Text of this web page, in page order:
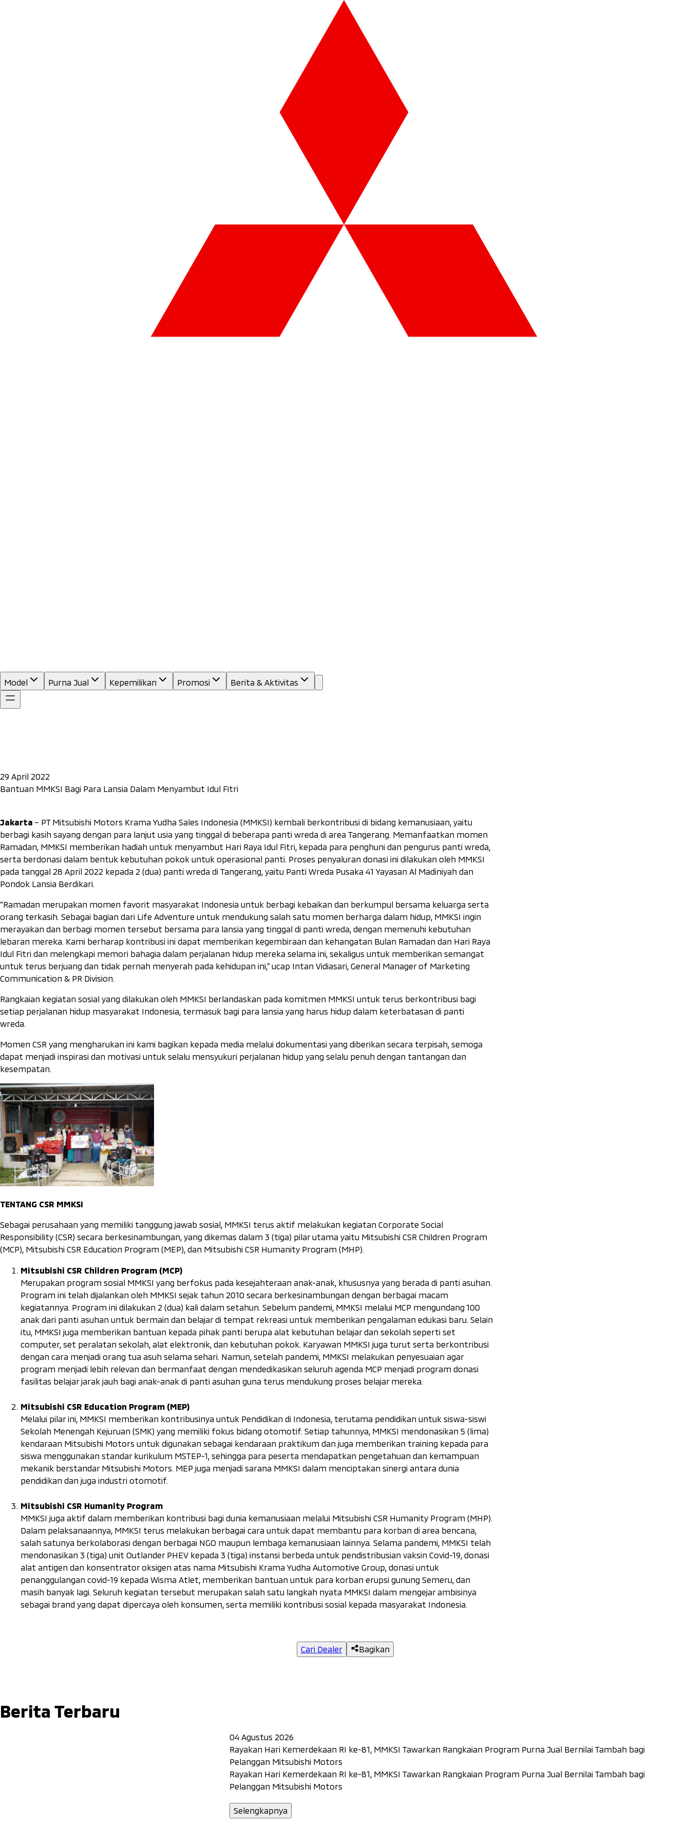
Model Purna Jual Kepemilikan Promosi Berita & Aktivitas
29 April 2022
Bantuan MMKSI Bagi Para Lansia Dalam Menyambut Idul Fitri
Jakarta – PT Mitsubishi Motors Krama Yudha Sales Indonesia (MMKSI) kembali berkontribusi di bidang kemanusiaan, yaitu
berbagi kasih sayang dengan para lanjut usia yang tinggal di beberapa panti wreda di area Tangerang. Memanfaatkan momen
Ramadan, MMKSI memberikan hadiah untuk menyambut Hari Raya Idul Fitri, kepada para penghuni dan pengurus panti wreda,
serta berdonasi dalam bentuk kebutuhan pokok untuk operasional panti. Proses penyaluran donasi ini dilakukan oleh MMKSI
pada tanggal 28 April 2022 kepada 2 (dua) panti wreda di Tangerang, yaitu Panti Wreda Pusaka 41 Yayasan Al Madiniyah dan
Pondok Lansia Berdikari.
“Ramadan merupakan momen favorit masyarakat Indonesia untuk berbagi kebaikan dan berkumpul bersama keluarga serta
orang terkasih. Sebagai bagian dari Life Adventure untuk mendukung salah satu momen berharga dalam hidup, MMKSI ingin
merayakan dan berbagi momen tersebut bersama para lansia yang tinggal di panti wreda, dengan memenuhi kebutuhan
lebaran mereka. Kami berharap kontribusi ini dapat memberikan kegembiraan dan kehangatan Bulan Ramadan dan Hari Raya
Idul Fitri dan melengkapi memori bahagia dalam perjalanan hidup mereka selama ini, sekaligus untuk memberikan semangat
untuk terus berjuang dan tidak pernah menyerah pada kehidupan ini,” ucap Intan Vidiasari, General Manager of Marketing
Communication & PR Division.
Rangkaian kegiatan sosial yang dilakukan oleh MMKSI berlandaskan pada komitmen MMKSI untuk terus berkontribusi bagi
setiap perjalanan hidup masyarakat Indonesia, termasuk bagi para lansia yang harus hidup dalam keterbatasan di panti
wreda.
Momen CSR yang mengharukan ini kami bagikan kepada media melalui dokumentasi yang diberikan secara terpisah, semoga
dapat menjadi inspirasi dan motivasi untuk selalu mensyukuri perjalanan hidup yang selalu penuh dengan tantangan dan
kesempatan.
TENTANG CSR MMKSI
Sebagai perusahaan yang memiliki tanggung jawab sosial, MMKSI terus aktif melakukan kegiatan Corporate Social
Responsibility (CSR) secara berkesinambungan, yang dikemas dalam 3 (tiga) pilar utama yaitu Mitsubishi CSR Children Program
(MCP), Mitsubishi CSR Education Program (MEP), dan Mitsubishi CSR Humanity Program (MHP).
Mitsubishi CSR Children Program (MCP)
Merupakan program sosial MMKSI yang berfokus pada kesejahteraan anak-anak, khususnya yang berada di panti asuhan.
Program ini telah dijalankan oleh MMKSI sejak tahun 2010 secara berkesinambungan dengan berbagai macam
kegiatannya. Program ini dilakukan 2 (dua) kali dalam setahun. Sebelum pandemi, MMKSI melalui MCP mengundang 100
anak dari panti asuhan untuk bermain dan belajar di tempat rekreasi untuk memberikan pengalaman edukasi baru. Selain
itu, MMKSI juga memberikan bantuan kepada pihak panti berupa alat kebutuhan belajar dan sekolah seperti set
computer, set peralatan sekolah, alat elektronik, dan kebutuhan pokok. Karyawan MMKSI juga turut serta berkontribusi
dengan cara menjadi orang tua asuh selama sehari. Namun, setelah pandemi, MMKSI melakukan penyesuaian agar
program menjadi lebih relevan dan bermanfaat dengan mendedikasikan seluruh agenda MCP menjadi program donasi
fasilitas belajar jarak jauh bagi anak-anak di panti asuhan guna terus mendukung proses belajar mereka.
Mitsubishi CSR Education Program (MEP)
Melalui pilar ini, MMKSI memberikan kontribusinya untuk Pendidikan di Indonesia, terutama pendidikan untuk siswa-siswi
Sekolah Menengah Kejuruan (SMK) yang memiliki fokus bidang otomotif. Setiap tahunnya, MMKSI mendonasikan 5 (lima)
kendaraan Mitsubishi Motors untuk digunakan sebagai kendaraan praktikum dan juga memberikan training kepada para
siswa menggunakan standar kurikulum MSTEP-1, sehingga para peserta mendapatkan pengetahuan dan kemampuan
mekanik berstandar Mitsubishi Motors. MEP juga menjadi sarana MMKSI dalam menciptakan sinergi antara dunia
pendidikan dan juga industri otomotif.
Mitsubishi CSR Humanity Program
MMKSI juga aktif dalam memberikan kontribusi bagi dunia kemanusiaan melalui Mitsubishi CSR Humanity Program (MHP).
Dalam pelaksanaannya, MMKSI terus melakukan berbagai cara untuk dapat membantu para korban di area bencana,
salah satunya berkolaborasi dengan berbagai NGO maupun lembaga kemanusiaan lainnya. Selama pandemi, MMKSI telah
mendonasikan 3 (tiga) unit Outlander PHEV kepada 3 (tiga) instansi berbeda untuk pendistribusian vaksin Covid-19, donasi
alat antigen dan konsentrator oksigen atas nama Mitsubishi Krama Yudha Automotive Group, donasi untuk
penanggulangan covid-19 kepada Wisma Atlet, memberikan bantuan untuk para korban erupsi gunung Semeru, dan
masih banyak lagi. Seluruh kegiatan tersebut merupakan salah satu langkah nyata MMKSI dalam mengejar ambisinya
sebagai brand yang dapat dipercaya oleh konsumen, serta memiliki kontribusi sosial kepada masyarakat Indonesia.
Cari Dealer Bagikan
Berita Terbaru
04 Agustus 2026
Rayakan Hari Kemerdekaan RI ke-81, MMKSI Tawarkan Rangkaian Program Purna Jual Bernilai Tambah bagi
Pelanggan Mitsubishi Motors
Rayakan Hari Kemerdekaan RI ke-81, MMKSI Tawarkan Rangkaian Program Purna Jual Bernilai Tambah bagi
Pelanggan Mitsubishi Motors
Selengkapnya